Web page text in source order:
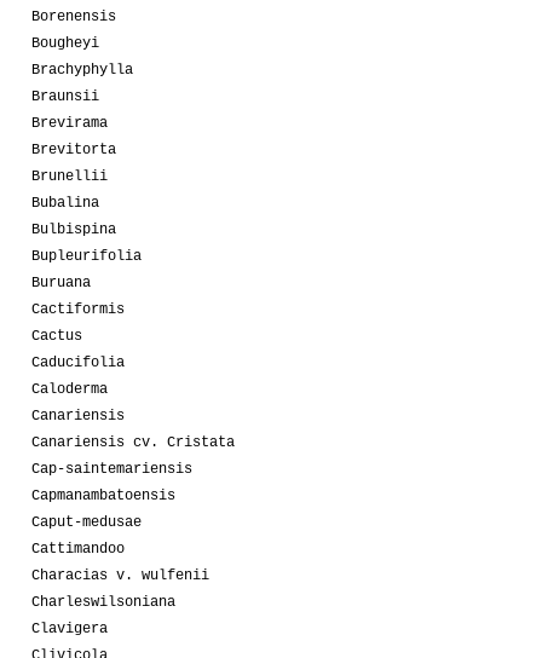
Borenensis
Bougheyi
Brachyphylla
Braunsii
Brevirama
Brevitorta
Brunellii
Bubalina
Bulbispina
Bupleurifolia
Buruana
Cactiformis
Cactus
Caducifolia
Caloderma
Canariensis
Canariensis cv. Cristata
Cap-saintemariensis
Capmanambatoensis
Caput-medusae
Cattimandoo
Characias v. wulfenii
Charleswilsoniana
Clavigera